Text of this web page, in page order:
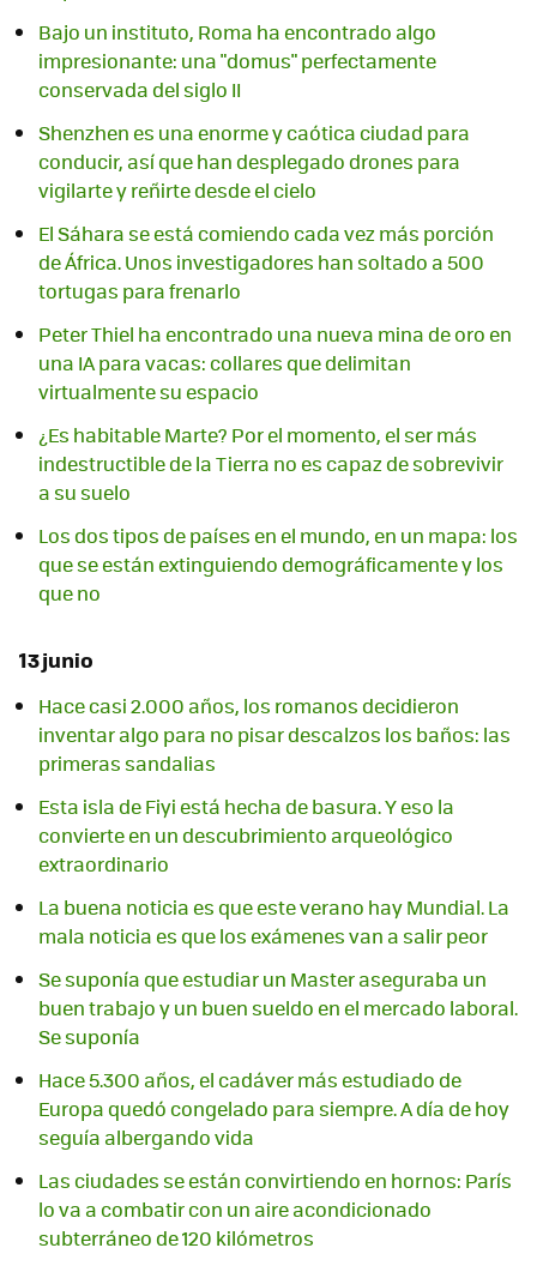
Bajo un instituto, Roma ha encontrado algo
impresionante: una "domus" perfectamente
conservada del siglo II
Shenzhen es una enorme y caótica ciudad para
conducir, así que han desplegado drones para
vigilarte y reñirte desde el cielo
El Sáhara se está comiendo cada vez más porción
de África. Unos investigadores han soltado a 500
tortugas para frenarlo
Peter Thiel ha encontrado una nueva mina de oro en
una IA para vacas: collares que delimitan
virtualmente su espacio
¿Es habitable Marte? Por el momento, el ser más
indestructible de la Tierra no es capaz de sobrevivir
a su suelo
Los dos tipos de países en el mundo, en un mapa: los
que se están extinguiendo demográficamente y los
que no
13 junio
Hace casi 2.000 años, los romanos decidieron
inventar algo para no pisar descalzos los baños: las
primeras sandalias
Esta isla de Fiyi está hecha de basura. Y eso la
convierte en un descubrimiento arqueológico
extraordinario
La buena noticia es que este verano hay Mundial. La
mala noticia es que los exámenes van a salir peor
Se suponía que estudiar un Master aseguraba un
buen trabajo y un buen sueldo en el mercado laboral.
Se suponía
Hace 5.300 años, el cadáver más estudiado de
Europa quedó congelado para siempre. A día de hoy
seguía albergando vida
Las ciudades se están convirtiendo en hornos: París
lo va a combatir con un aire acondicionado
subterráneo de 120 kilómetros